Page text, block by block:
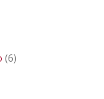
(6)